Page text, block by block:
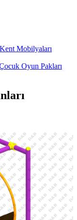
Mobilyaları
Oyun Pakları